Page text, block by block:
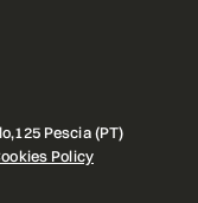
Pescia (PT)
Policy